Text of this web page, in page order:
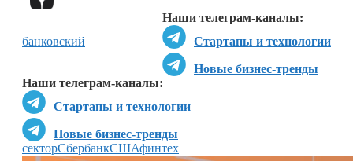
Наши телеграм-каналы:
Стартапы и технологии
Новые бизнес-тренды
Наши телеграм-каналы:
Стартапы и технологии
Новые бизнес-тренды
банковский
секторСбербанкСШАфинтех